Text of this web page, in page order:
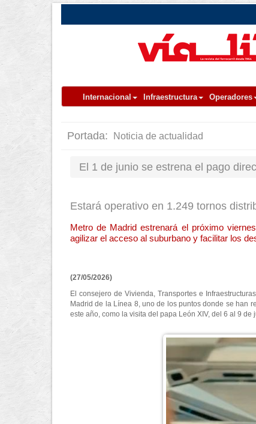
Internacional Infraestructura Operadores
Portada: Noticia de actualidad
El 1 de junio se estrena el pago
Estará operativo en 1.249 tornos
Metro de Madrid estrenará el próximo
agilizar el acceso al suburbano y facilitar los
(27/05/2026)
El consejero de Vivienda, Transportes e
Madrid de la Línea 8, uno de los puntos donde se han
este año, como la visita del papa León XIV, del 6 al 9